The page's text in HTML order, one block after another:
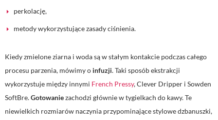
perkolację,
metody wykorzystujące zasady ciśnienia.
Kiedy zmielone ziarna i woda są w stałym kontakcie podczas całego
procesu parzenia, mówimy o infuzji. Taki sposób ekstrakcji
wykorzystuje między innymi French Pressy, Clever Dripper i Sowden
SoftBre.Gotowaniezachodzi głównie w tygielkach do kawy. Te
niewielkich rozmiarów naczynia przypominające stylowe dzbanuszki,